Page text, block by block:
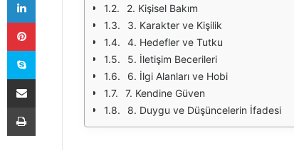
2. Kişisel Bakım
3. Karakter ve Kişilik
4. Hedefler ve Tutku
5. İletişim Becerileri
6. İlgi Alanları ve Hobi
7. Kendine Güven
8. Duygu ve Düşüncelerin İfadesi
Pinterest
Skype
E-Posta ile paylaş